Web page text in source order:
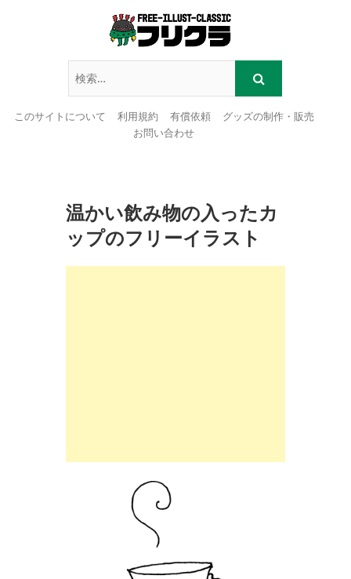
このサイトについて 利用規約 有償依頼
グッズの制作・販売
お問い合わせ
温かい飲み物の入ったカ
ップのフリーイラスト